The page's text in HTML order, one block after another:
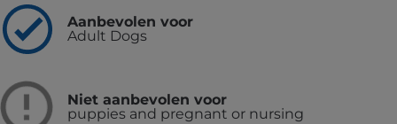
Aanbevolen voor
Adult Dogs
Niet aanbevolen voor
puppies and pregnant or nursing